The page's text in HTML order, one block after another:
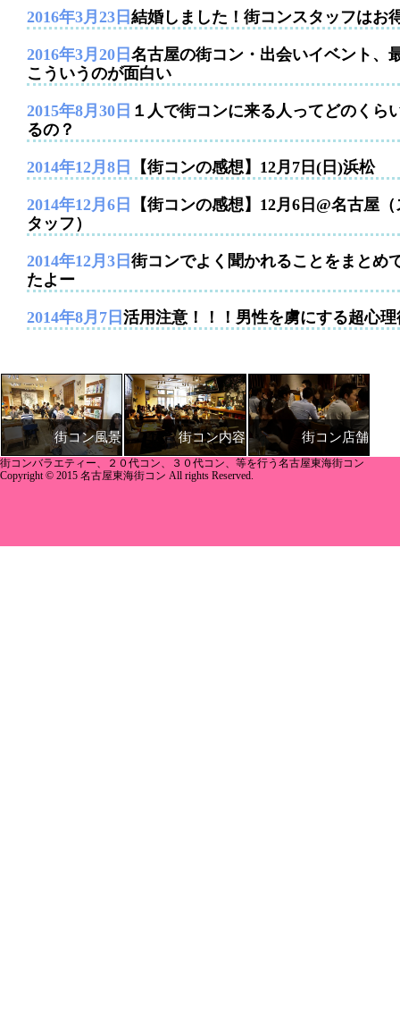
2016年3月23日 結婚しました！街コンスタッフはお
2016年3月20日 名古屋の街コン・出会いイベント、
こういうのが面白い
2015年8月30日 １人で街コンに来る人ってどのくら
るの？
2014年12月8日 【街コンの感想】12月7日(日)浜松
2014年12月6日
【街コンの感想】12月6日@名古屋（
タッフ）
2014年12月3日 街コンでよく聞かれることをまとめ
たよー
2014年8月7日 活用注意！！！男性を虜にする超心理
街コン風景 街コン内容 街コン店舗
街コンバラエティー、２０代コン、３０代コン、等を行う名古屋東海街コン
Copyright © 2015 名古屋東海街コン All rights Reserved.